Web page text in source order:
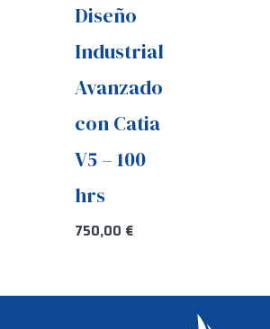
Diseño
Industrial
Avanzado
con Catia
V5 – 100
hrs
750,00 €